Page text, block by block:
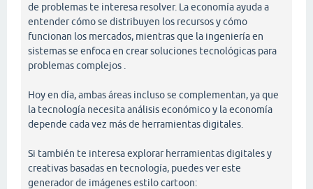
de problemas te interesa resolver. La economía ayuda a
entender cómo se distribuyen los recursos y cómo
funcionan los mercados, mientras que la ingeniería en
sistemas se enfoca en crear soluciones tecnológicas para
problemas complejos .
Hoy en día, ambas áreas incluso se complementan, ya que
la tecnología necesita análisis económico y la economía
depende cada vez más de herramientas digitales.
Si también te interesa explorar herramientas digitales y
creativas basadas en tecnología, puedes ver este
generador de imágenes estilo cartoon: